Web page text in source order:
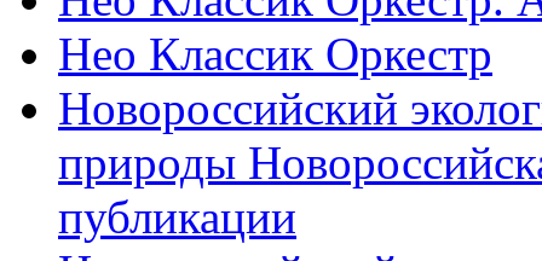
Нео Классик Оркестр
Новороссийский
природы
публикации